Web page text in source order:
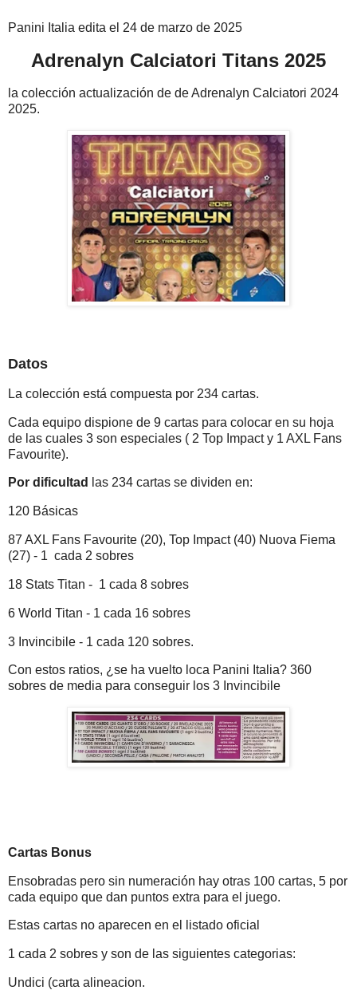
Panini Italia edita el 24 de marzo de 2025
Adrenalyn Calciatori Titans 2025
la colección actualización de de Adrenalyn Calciatori 2024
2025.
Datos
La colección está compuesta por 234 cartas.
Cada equipo dispione de 9 cartas para colocar en su hoja
de las cuales 3 son especiales ( 2 Top Impact y 1 AXL Fans
Favourite).
Por dificultad las 234 cartas se dividen en:
120 Básicas
87 AXL Fans Favourite (20), Top Impact (40) Nuova Fiema
(27) - 1 cada 2 sobres
18 Stats Titan - 1 cada 8 sobres
6 World Titan - 1 cada 16 sobres
3 Invincibile - 1 cada 120 sobres.
Con estos ratios, ¿se ha vuelto loca Panini Italia? 360
sobres de media para conseguir los 3 Invincibile
Cartas Bonus
Ensobradas pero sin numeración hay otras 100 cartas, 5 por
cada equipo que dan puntos extra para el juego.
Estas cartas no aparecen en el listado oficial
1 cada 2 sobres y son de las siguientes categorias:
Undici (carta alineacion.